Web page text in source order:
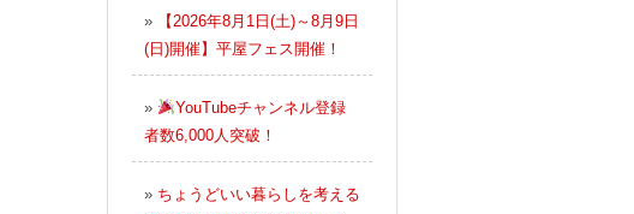
»
【2026年8月1日(土)～8月9日
(日)開催】平屋フェス開催！
»
YouTubeチャンネル登録
者数6,000人突破！
» ちょうどいい暮らしを考える